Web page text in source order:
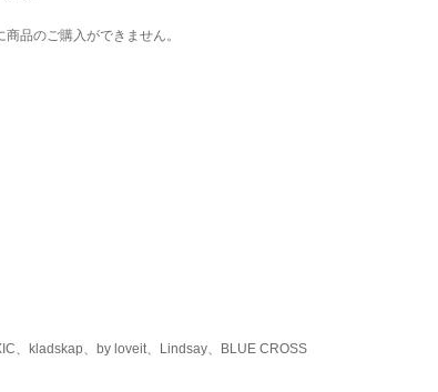
品のご購入ができません。
、kladskap、by loveit、Lindsay、BLUE CROSS